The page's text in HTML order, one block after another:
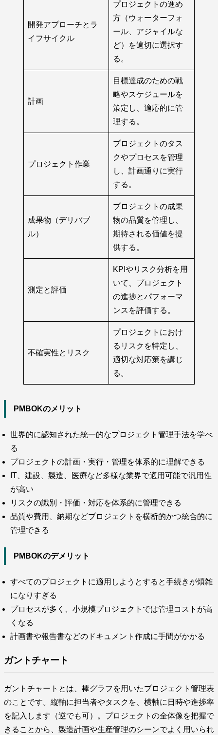
開発アプローチとラ
イフサイクル
プロジェクトの進め
方（ウォーターフォ
ール、アジャイルな
ど）を適切に選択す
る。
計画
目標達成のための戦
略やスケジュールを
策定し、適応的に管
理する。
プロジェクト作業
プロジェクトのタス
クやプロセスを管理
し、計画通りに実行
する。
成果物（デリバブ
ル）
プロジェクトの成果
物の品質を管理し、
期待される価値を提
供する。
測定と評価
KPIやリスク分析を用
いて、プロジェクト
の進捗とパフォーマ
ンスを評価する。
不確実性とリスク
プロジェクトにおけ
るリスクを特定し、
適切な対応策を講じ
る。
PMBOKのメリット
世界的に認知された統一的なプロジェクト管理手法を学べ
る
プロジェクトの計画・実行・管理を体系的に理解できる
IT、建設、製造、医療など多様な業界で適用可能で汎用性
が高い
リスクの識別・評価・対応を体系的に管理できる
品質や費用、納期などプロジェクトを横断的かつ統合的に
管理できる
PMBOKのデメリット
すべてのプロジェクトに適用しようとすると手続きが煩雑
になりすぎる
プロセスが多く、小規模プロジェクトでは管理コストが高
くなる
計画書や報告書などのドキュメント作成に手間がかかる
ガントチャート
ガントチャートとは、棒グラフを用いたプロジェクト管理表
のことです。縦軸に担当者やタスクを、横軸に日時や進捗率
を記入します（逆でも可）。プロジェクトの全体像を把握で
きることから、製造計画や生産管理のシーンでよく用いられ